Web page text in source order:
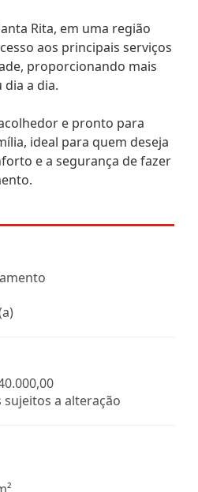
Rita, em uma região
aos principais serviços
proporcionando mais
a dia.
e pronto para
ideal para quem deseja
e a segurança de fazer
sujeitos a alteração